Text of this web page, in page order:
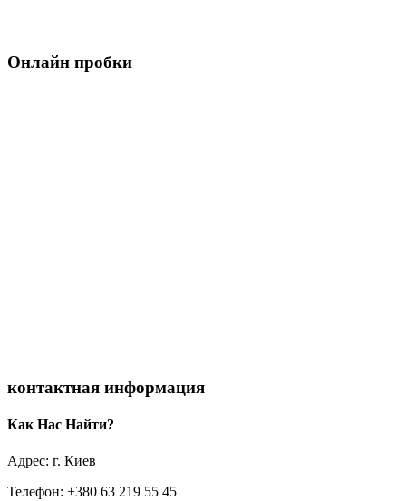
Онлайн пробки
контактная информация
Как Нас Найти?
Адрес: г. Киев
Телефон: +380 63 219 55 45